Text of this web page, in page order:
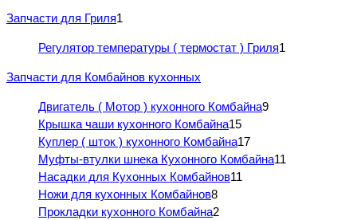
Запчасти для Гриля1
Регулятор температуры ( термостат ) Гриля1
Запчасти для Комбайнов кухонных
Двигатель ( Мотор ) кухонного Комбайна9
Крышка чаши кухонного Комбайна15
Куплер ( шток ) кухонного Комбайна17
Муфты-втулки шнека Кухонного Комбайна11
Насадки для Кухонных Комбайнов11
Ножи для кухонных Комбайнов8
Прокладки кухонного Комбайна2